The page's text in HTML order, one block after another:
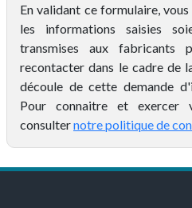
En validant ce formulaire,
les informations saisies
transmises aux fabricants
recontacter dans le cadre de
découle de cette demande
Pour connaitre et exercer
consulternotre politique de